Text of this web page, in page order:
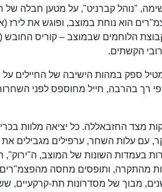
"נוהל קברניט", על מטען חבלה של
הוא נוחת במוצב, ופוגש את לירז
הלוחמים שבמוצב – קוריס החובש
הקשתים.
ספק במהות הישיבה של החיילים
רך בהרבה, חייל מחוספס לפני
מצד החזבאללה. כל יציאה מלוות
עם עלות השחר, ערפילים מגבילים
בעמדות השונות של המוצב, ה"ירוק",
מהתקרה, ותופסים מחסה
מבוך של מסדרונות תת-קרקעיים,